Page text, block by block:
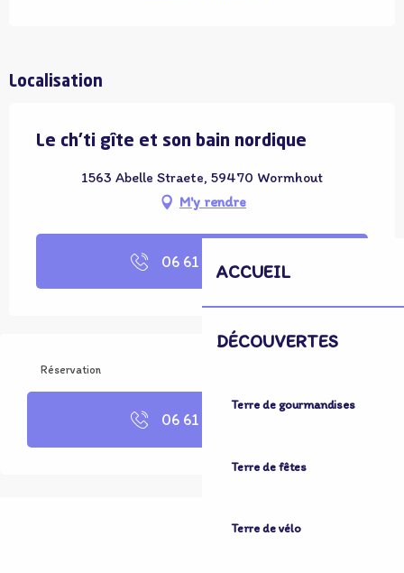
ACCUEIL
DÉCOUVERTES
Terre de gourmandises
Terre de fêtes
Terre de vélo
Localisation
Le ch'ti gîte et son bain nordique
1563 Abelle Straete, 59470 Wormhout
M'y rendre
06 61 45 14▒▒
Réservation
06 61 45 14